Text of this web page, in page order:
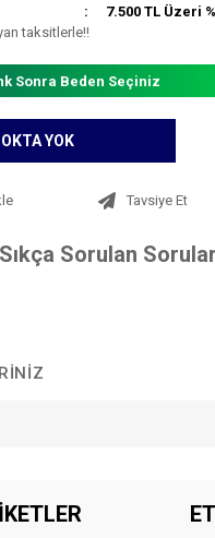
7.500 TL Üzeri
taksitlerle!!
Sonra Beden Seçiniz
YOK
Tavsiye Et
Sıkça Sorulan Sorular